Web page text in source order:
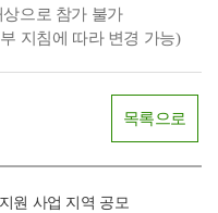
으로 참가 불가
지침에 따라 변경 가능)
목록으로
원 사업 지역 공모